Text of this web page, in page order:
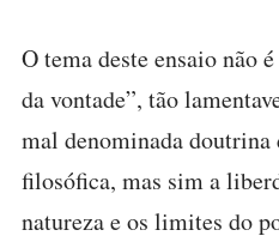
O tema deste ensaio não
da vontade”, tão
mal denominada doutrina
filosófica, mas sim a
natureza e os limites do